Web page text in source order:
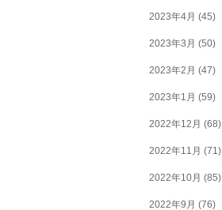
2023年4月 (45)
2023年3月 (50)
2023年2月 (47)
2023年1月 (59)
2022年12月 (68)
2022年11月 (71)
2022年10月 (85)
2022年9月 (76)